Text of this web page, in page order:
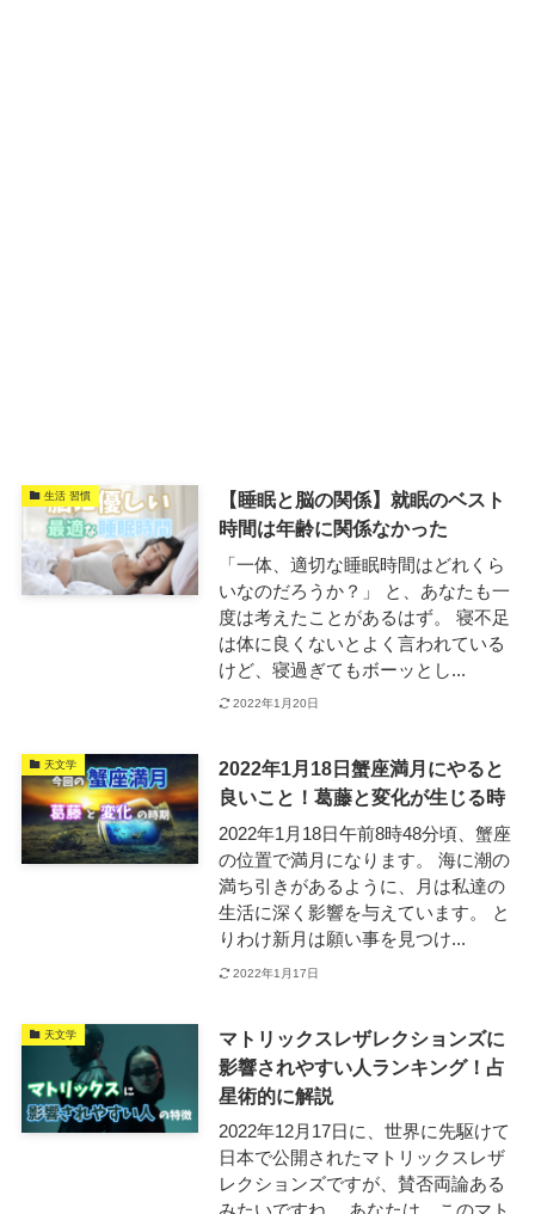
生活 習慣
【睡眠と脳の関係】就眠のベスト
時間は年齢に関係なかった
「一体、適切な睡眠時間はどれくら
いなのだろうか？」 と、あなたも一
度は考えたことがあるはず。 寝不足
は体に良くないとよく言われている
けど、寝過ぎてもボーッとし...
2022年1月20日
天文学
2022年1月18日蟹座満月にやると
良いこと！葛藤と変化が生じる時
2022年1月18日午前8時48分頃、蟹座
の位置で満月になります。 海に潮の
満ち引きがあるように、月は私達の
生活に深く影響を与えています。 と
りわけ新月は願い事を見つけ...
2022年1月17日
天文学
マトリックスレザレクションズに
影響されやすい人ランキング！占
星術的に解説
2022年12月17日に、世界に先駆けて
日本で公開されたマトリックスレザ
レクションズですが、賛否両論ある